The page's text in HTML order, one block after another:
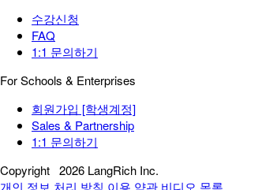
수강신청
FAQ
1:1 문의하기
For Schools & Enterprises
회원가입 [학생계정]
Sales & Partnership
1:1 문의하기
Copyright 2026 LangRich Inc.